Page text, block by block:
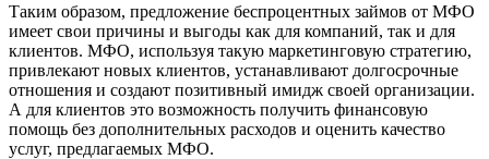
Таким образом, предложение беспроцентных займов от МФО
имеет свои причины и выгоды как для компаний, так и для
клиентов. МФО, используя такую маркетинговую стратегию,
привлекают новых клиентов, устанавливают долгосрочные
отношения и создают позитивный имидж своей организации.
А для клиентов это возможность получить финансовую
помощь без дополнительных расходов и оценить качество
услуг, предлагаемых МФО.